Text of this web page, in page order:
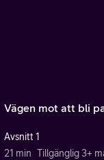
Vägen mot att bli
Avsnitt 1
21 min Tillgänglig 3+